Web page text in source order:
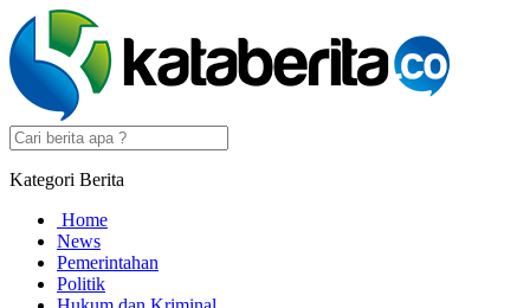
Kategori Berita
Home
News
Pemerintahan
Politik